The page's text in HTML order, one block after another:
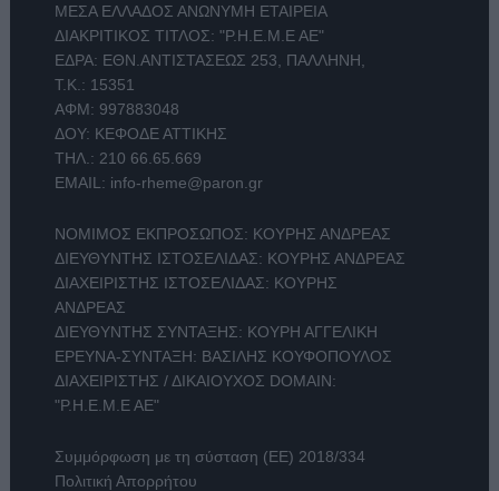
ΜΕΣΑ ΕΛΛΑΔΟΣ ΑΝΩΝΥΜΗ ΕΤΑΙΡΕΙΑ
ΔΙΑΚΡΙΤΙΚΟΣ ΤΙΤΛΟΣ: "Ρ.Η.Ε.Μ.Ε ΑΕ"
ΕΔΡΑ: ΕΘΝ.ΑΝΤΙΣΤΑΣΕΩΣ 253, ΠΑΛΛΗΝΗ,
Τ.Κ.: 15351
ΑΦΜ: 997883048
ΔΟΥ: ΚΕΦΟΔΕ ΑΤΤΙΚΗΣ
ΤΗΛ.: 210 66.65.669
EMAIL: info-rheme@paron.gr
ΝΟΜΙΜΟΣ ΕΚΠΡΟΣΩΠΟΣ: ΚΟΥΡΗΣ ΑΝΔΡΕΑΣ
ΔΙΕΥΘΥΝΤΗΣ ΙΣΤΟΣΕΛΙΔΑΣ: ΚΟΥΡΗΣ ΑΝΔΡΕΑΣ
ΔΙΑΧΕΙΡΙΣΤΗΣ ΙΣΤΟΣΕΛΙΔΑΣ: ΚΟΥΡΗΣ
ΑΝΔΡΕΑΣ
ΔΙΕΥΘΥΝΤΗΣ ΣΥΝΤΑΞΗΣ: ΚΟΥΡΗ ΑΓΓΕΛΙΚΗ
ΕΡΕΥΝΑ-ΣΥΝΤΑΞΗ: ΒΑΣΙΛΗΣ ΚΟΥΦΟΠΟΥΛΟΣ
ΔΙΑΧΕΙΡΙΣΤΗΣ / ΔΙΚΑΙΟΥΧΟΣ DOMAIN:
"Ρ.Η.Ε.Μ.Ε ΑΕ"
Συμμόρφωση με τη σύσταση (ΕΕ) 2018/334
Πολιτική Απορρήτου